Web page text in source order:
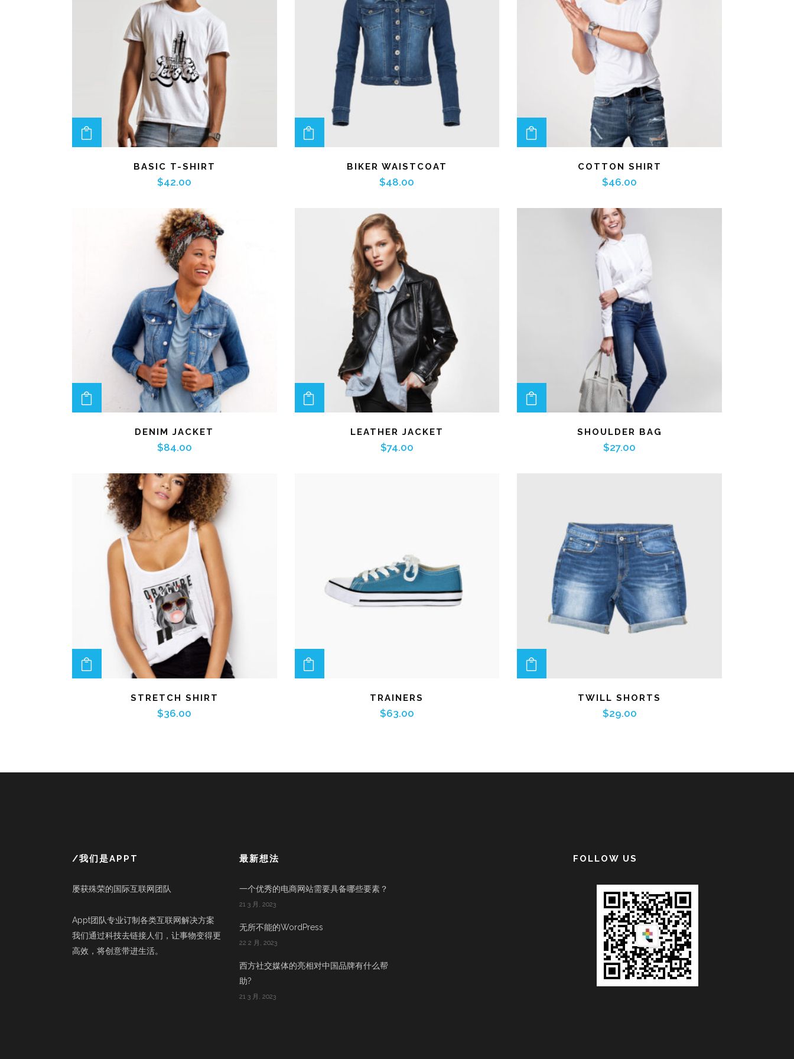
ADD TO CART
BASIC T-SHIRT
$42.00
BIKER WAISTCOAT
$48.00
ADD TO CART
COTTON SHIRT
$46.00
ADD TO CART
DENIM JACKET
$84.00
ADD TO CART
LEATHER JACKET
$74.00
ADD TO CART
SHOULDER BAG
$27.00
ADD TO CART
STRETCH SHIRT
$36.00
TRAINERS
$63.00
TWILL SHORTS
$29.00
/我们是APPT
屡获殊荣的国际互联网团队
Appt团队专业订制各类互联网解决方案
我们通过科技去链接人们，让事物变得更
高效，将创意带进生活。
最新想法
一个优秀的电商网站需要具备哪些要素？
21 3 月, 2023
无所不能的WordPress
22 2 月, 2023
西方社交媒体的亮相对中国品牌有什么帮
助?
21 3 月, 2023
FOLLOW US